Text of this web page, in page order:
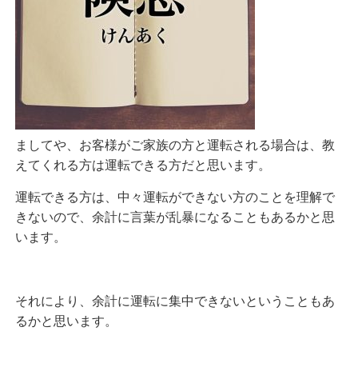
ましてや、お客様がご家族の方と運転される場合は、教
えてくれる方は運転できる方だと思います。
運転できる方は、中々運転ができない方のことを理解で
きないので、余計に言葉が乱暴になることもあるかと思
います。
それにより、余計に運転に集中できないということもあ
るかと思います。